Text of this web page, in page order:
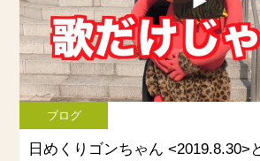
ブログ
日めくりゴンちゃん <2019.8.30>